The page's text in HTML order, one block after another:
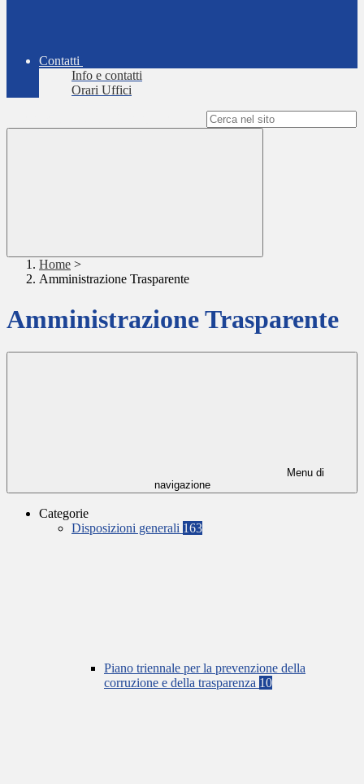
Contatti
Info e contatti
Orari Uffici
Home >
Amministrazione Trasparente
Amministrazione Trasparente
Menu di
navigazione
Categorie
Disposizioni generali 163
Piano triennale per la prevenzione della
corruzione e della trasparenza 10